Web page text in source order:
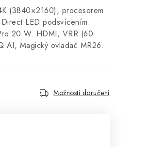
(3840×2160), procesorem
LED podsvícením.
20 W. HDMI, VRR (60
AI, Magický ovladač MR26.
Možnosti doručení